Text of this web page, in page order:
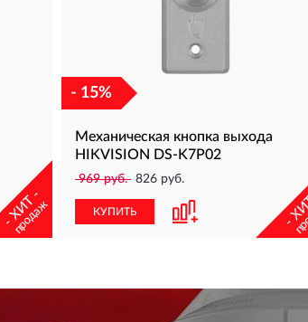
- ХИТ -
продаж
- 15%
Механическая кнопка выхода
HIKVISION DS-K7P02
969 руб. 826 руб.
КУПИТЬ -